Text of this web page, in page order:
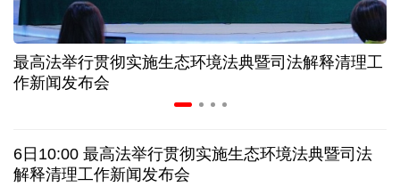
从纪念馆到采油一线，新时代石油人这样传承铁人精
神
创新涌动，坚韧向前——解读前7个月我国外贸成绩
日本执政当局应停止在核问题上玩火
最高法举行贯彻实施生态环境法典暨司法解释清理工
作新闻发布会
6日10:00 最高法举行贯彻实施生态环境法典暨司法
解释清理工作新闻发布会